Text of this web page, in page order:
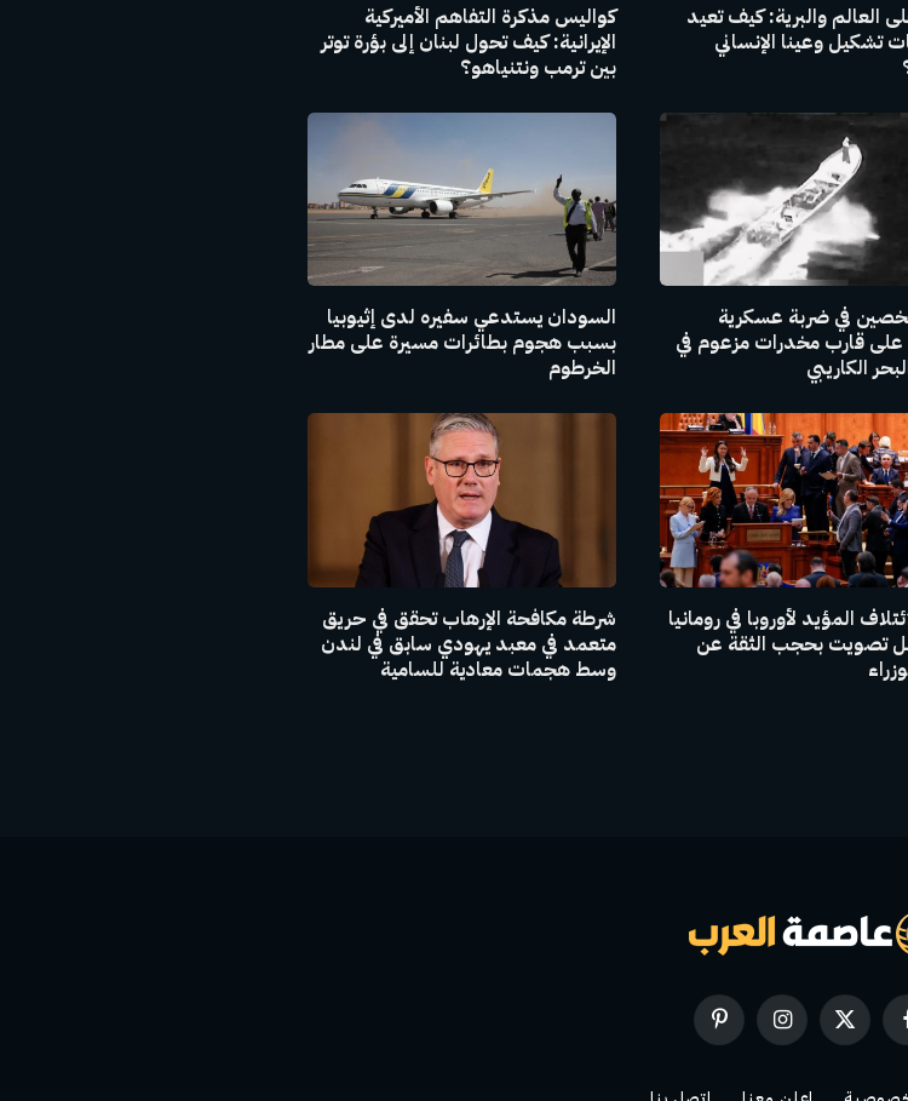
العالم والبرية: كيف تعيد
تشكيل وعينا الإنساني
كواليس مذكرة التفاهم الأميركية
الإيرانية: كيف تحول لبنان إلى بؤرة توتر
بين ترمب ونتنياهو؟
في ضربة عسكرية
على قارب مخدرات مزعوم في
الكاريبي
السودان يستدعي سفيره لدى إثيوبيا
بسبب هجوم بطائرات مسيرة على مطار
الخرطوم
المؤيد لأوروبا في رومانيا
تصويت بحجب الثقة عن
شرطة مكافحة الإرهاب تحقق في حريق
متعمد في معبد يهودي سابق في لندن
وسط هجمات معادية للسامية
X
(Twitter)
الانستغرامبينتيريست